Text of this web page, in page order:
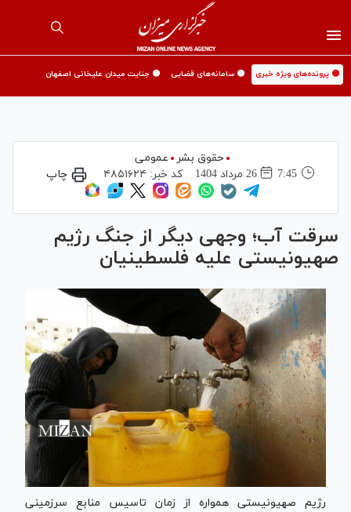
🟡 پرونده‌های ویژه خبری 🟡 سامانه‌های قضایی 🟡 جنایت میدان علیخانی اصفهان
حقوق بشر
عمومی
7:45
26 مرداد 1404 کد خبر: ۴۸۵۱۶۲۴ چاپ
سرقت آب؛ وجهی دیگر از جنگ رژیم
صهیونیستی علیه فلسطینیان
رژیم صهیونیستی همواره از زمان تاسیس منابع سرزمینی